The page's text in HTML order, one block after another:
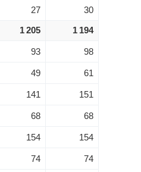
27 30
1 205 1 194
93 98
49 61
141 151
68 68
154 154
74 74